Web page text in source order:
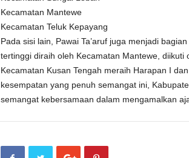
Kecamatan Mantewe
Kecamatan Teluk Kepayang
Pada sisi lain, Pawai Ta’aruf juga menjadi
tertinggi diraih oleh Kecamatan Mantewe,
Kecamatan Kusan Tengah meraih Harapan I
kesempatan yang penuh semangat ini,
semangat kebersamaan dalam mengamalkan